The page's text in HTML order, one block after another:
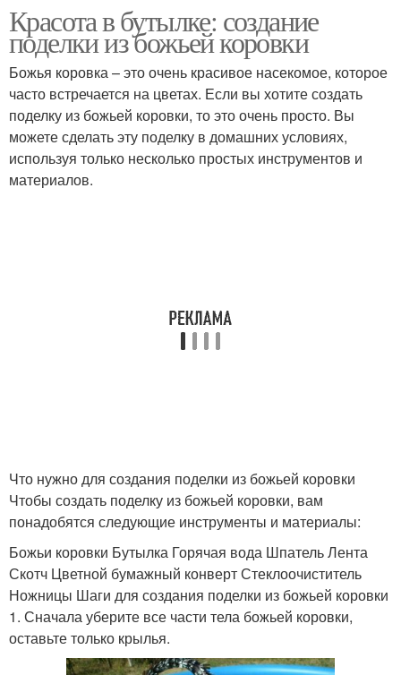
Божии коровки Коровка в бутылке
Коровка в качестве Поделка из бутылок
Красота в бутылке: создание
поделки из божьей коровки
Божья коровка – это очень красивое насекомое, которое
часто встречается на цветах. Если вы хотите создать
поделку из божьей коровки, то это очень просто. Вы
можете сделать эту поделку в домашних условиях,
используя только несколько простых инструментов и
материалов.
Что нужно для создания поделки из божьей коровки
Чтобы создать поделку из божьей коровки, вам
понадобятся следующие инструменты и материалы:
Божьи коровки Бутылка Горячая вода Шпатель Лента
Скотч Цветной бумажный конверт Стеклоочиститель
Ножницы Шаги для создания поделки из божьей коровки
1. Сначала уберите все части тела божьей коровки,
оставьте только крылья.